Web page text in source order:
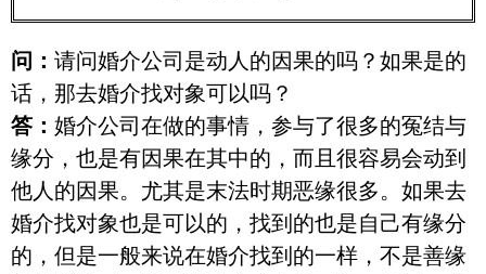
问： 请问婚介公司是动人的因果的吗？如果是的
话，那去婚介找对象可以吗？
答： 婚介公司在做的事情，参与了很多的冤结与
缘分，也是有因果在其中的，而且很容易会动到
他人的因果。尤其是末法时期恶缘很多。如果去
婚介找对象也是可以的，找到的也是自己有缘分
的，但是一般来说在婚介找到的一样，不是善缘